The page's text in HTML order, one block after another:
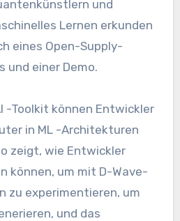
und
Lernen erkunden
eines Open-Supply-
und einer Demo.
-Toolkit können Entwickler
in ML -Architekturen
zeigt, wie Entwickler
können, um mit D-Wave-
zu experimentieren, um
und das